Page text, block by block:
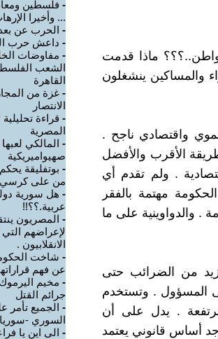
ماذا قدمت
والمساكين ينشغلون
واقتصادي ناجح .
الأقرب والأفضل
. ولم تقدم أي
مهتمة بالفقر
. والدواوينية على ما
من الضرائب حتى
المسؤول . وتستخدم
. يدل على أن
أساس قانوني يعتمد
- فلسطين
... وأخيرا
- الحرب عن
- داعش حرب
- مفاوضات
الشعب
القاهرة
- غزة من
الانتصار
- قراءة تحليلية
المصرية
- المالكي
صهيواميريكية
- بوتفليقة يحكم
من على
- هل سورية
عربية.؟؟!!
- المصريون
لإعراضهم التي
الانقلابيون .
- شاخت
عن فهم
- مخيم
جرائم القتل
- الجميع تأمر
السوري -
- الى اين يا